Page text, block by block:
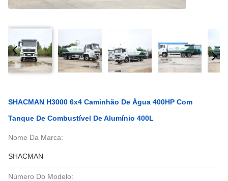
SHACMAN H3000 6x4 Caminhão De Água 400HP Com
Tanque De Combustível De Alumínio 400L
Nome Da Marca:
SHACMAN
Número Do Modelo: